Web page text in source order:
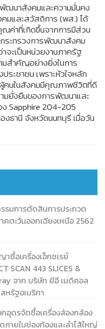
ฒนาสังคมและความมั่นคง
มและสวัสดิการ (พส.) ได้
ค่าที่เกิดขึ้นจากการมีส่วน
ระทรวงการพัฒนาสังคม
จะเป็นหน่วยงานภาครัฐ
มสำคัญอย่างยิ่งในการ
ะชาชน เพราะหัวใจหลัก
คนในสังคมมีคุณภาพชีวิตที่ดี
มยั่งยืนของการพัฒนาและ
Sapphire 204-205
งธานี จังหวัดนนทบุรี เมื่อวัน
รมการตัดสินการประกวด
คตะวันออกเฉียงเหนือ 2562
ซื้อเครื่องเอ็กซเรย์
SCAN 443 SLICES &
จาก บริษัท ยีอี เมดิคอล
หรัฐอเมริกา
กอุดรจัดซื้อเครื่องส่องกล้อง
ภายในช่องท้องและลำไส้ใหญ่